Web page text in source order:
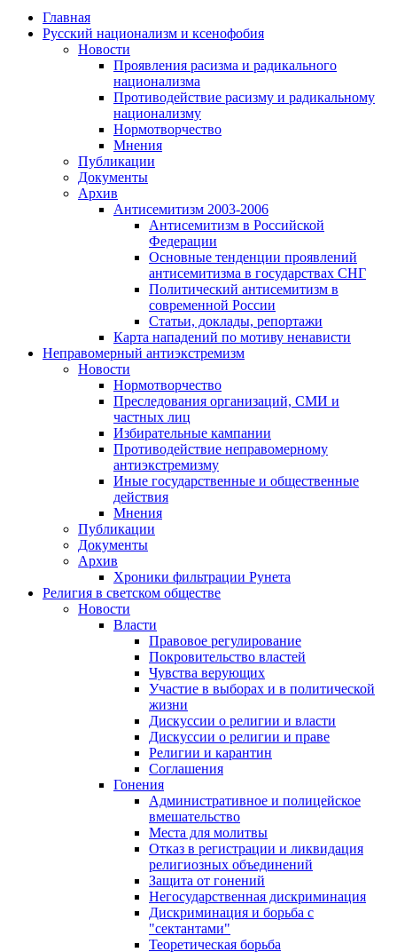
Главная
Русский национализм и ксенофобия
Новости
Проявления расизма и радикального
национализма
Противодействие расизму и радикальному
национализму
Нормотворчество
Мнения
Публикации
Документы
Архив
Антисемитизм 2003-2006
Антисемитизм в Российской
Федерации
Основные тенденции проявлений
антисемитизма в государствах СНГ
Политический антисемитизм в
современной России
Статьи, доклады, репортажи
Карта нападений по мотиву ненависти
Неправомерный антиэкстремизм
Новости
Нормотворчество
Преследования организаций, СМИ и
частных лиц
Избирательные кампании
Противодействие неправомерному
антиэкстремизму
Иные государственные и общественные
действия
Мнения
Публикации
Документы
Архив
Хроники фильтрации Рунета
Религия в светском обществе
Новости
Власти
Правовое регулирование
Покровительство властей
Чувства верующих
Участие в выборах и в политической
жизни
Дискуссии о религии и власти
Дискуссии о религии и праве
Религии и карантин
Соглашения
Гонения
Административное и полицейское
вмешательство
Места для молитвы
Отказ в регистрации и ликвидация
религиозных объединений
Защита от гонений
Негосударственная дискриминация
Дискриминация и борьба с
"сектантами"
Теоретическая борьба